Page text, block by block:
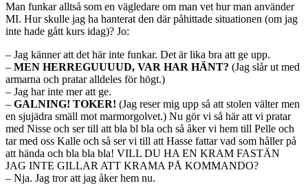
Man funkar alltså som en vägledare om man vet hur man använder
MI. Hur skulle jag ha hanterat den där påhittade situationen (om jag
inte hade gått kurs idag)? Jo:
– Jag känner att det här inte funkar. Det är lika bra att ge upp.
– MEN HERREGUUUUD, VAR HAR HÄNT? (Jag slår ut med
armarna och pratar alldeles för högt.)
– Jag har inte mer att ge.
– GALNING! TOKER! (Jag reser mig upp så att stolen välter men
en sjujädra smäll mot marmorgolvet.) Nu gör vi så här att vi pratar
med Nisse och ser till att bla bl bla och så åker vi hem till Pelle och
tar med oss Kalle och så ser vi till att Hasse fattar vad som håller på
att hända och bla bla bla! VILL DU HA EN KRAM FASTÄN
JAG INTE GILLAR ATT KRAMA PÅ KOMMANDO?
– Nja. Jag tror att jag åker hem nu.